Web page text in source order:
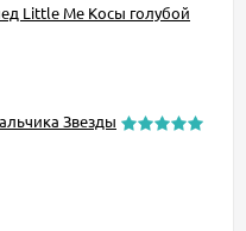
Little Me Косы голубой
Звезды